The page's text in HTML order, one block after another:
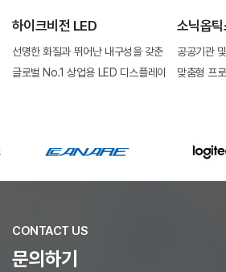
하이크비전 LED
선명한 화질과 뛰어난 내구성을 갖춘
글로벌 No.1 상업용 LED 디스플레이
소닉옵틱
공공기관
맞춤형 프
CONTACT US
문의하기